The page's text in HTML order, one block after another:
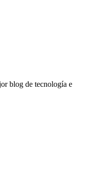
blog de tecnología e